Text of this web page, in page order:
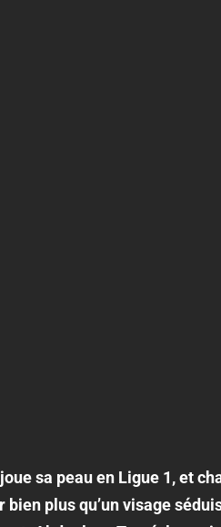
sa peau en Ligue 1, et
plus qu’un visage